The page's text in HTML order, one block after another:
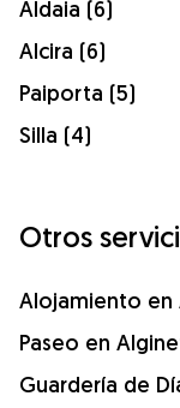
Aldaia (6)
Alcira (6)
Paiporta (5)
Silla (4)
Otros
Alojamiento en
Paseo en
Guardería de